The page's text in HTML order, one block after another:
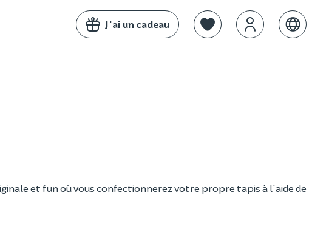
J'ai un cadeau
et fun où vous confectionnerez votre propre tapis à l'aide de